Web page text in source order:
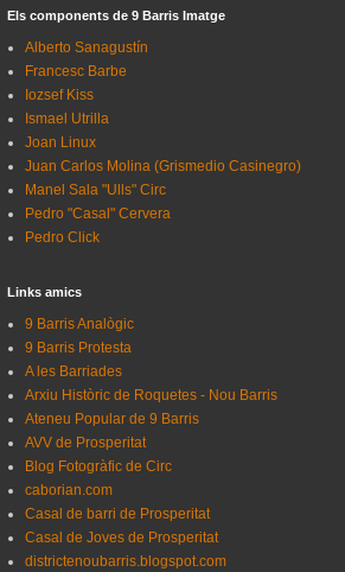
Els components de 9 Barris Imatge
Alberto Sanagustín
Francesc Barbe
Iozsef Kiss
Ismael Utrilla
Joan Linux
Juan Carlos Molina (Grismedio Casinegro)
Manel Sala "Ulls" Circ
Pedro "Casal" Cervera
Pedro Click
Links amics
9 Barris Analògic
9 Barris Protesta
A les Barriades
Arxiu Històric de Roquetes - Nou Barris
Ateneu Popular de 9 Barris
AVV de Prosperitat
Blog Fotogràfic de Circ
caborian.com
Casal de barri de Prosperitat
Casal de Joves de Prosperitat
districtenoubarris.blogspot.com